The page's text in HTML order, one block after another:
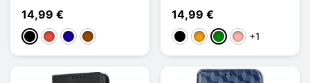
14,99 €
NegroRojoAzul oscuro
Marrón
14,99 €
NegroNaranja
VerdeOro rosa
+1